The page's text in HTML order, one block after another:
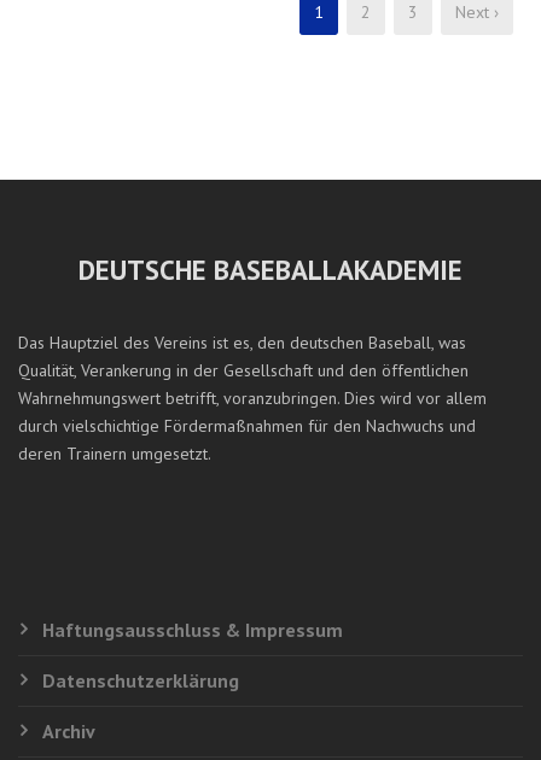
1 2 3 Next ›
DEUTSCHE BASEBALLAKADEMIE
Das Hauptziel des Vereins ist es, den deutschen Baseball, was
Qualität, Verankerung in der Gesellschaft und den öffentlichen
Wahrnehmungswert betrifft, voranzubringen. Dies wird vor allem
durch vielschichtige Fördermaßnahmen für den Nachwuchs und
deren Trainern umgesetzt.
Haftungsausschluss & Impressum
Datenschutzerklärung
Archiv